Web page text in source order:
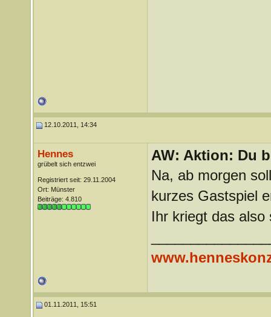
12.10.2011, 14:34
Hennes
grübelt sich entzwei
Registriert seit: 29.11.2004
Ort: Münster
Beiträge: 4.810
AW: Aktion: Du
Na, ab morgen
kurzes Gastspiel
Ihr kriegt das
01.11.2011, 15:51